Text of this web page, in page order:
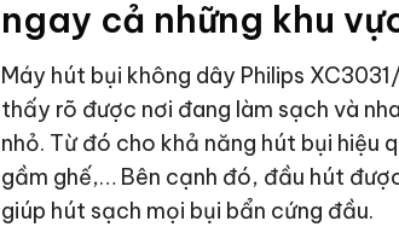
ngay cả những khu
Máy hút bụi không dây Philips
thấy rõ được nơi đang làm sạch và
nhỏ. Từ đó cho khả năng hút bụi hiệu
gầm ghế,… Bên cạnh đó, đầu hút
giúp hút sạch mọi bụi bẩn cứng đầu.